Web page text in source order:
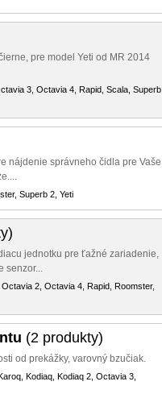
pre model Yeti od MR 2014
3, Octavia 4, Rapid, Scala, Superb
nájdenie správneho čidla pre Vaše
Superb 2, Yeti
jednotku pre ťažné zariadenie,
senzor...
2, Octavia 4, Rapid, Roomster,
(2 produkty)
od prekážky, varovný bzučiak.
Kodiaq, Kodiaq 2, Octavia 3,